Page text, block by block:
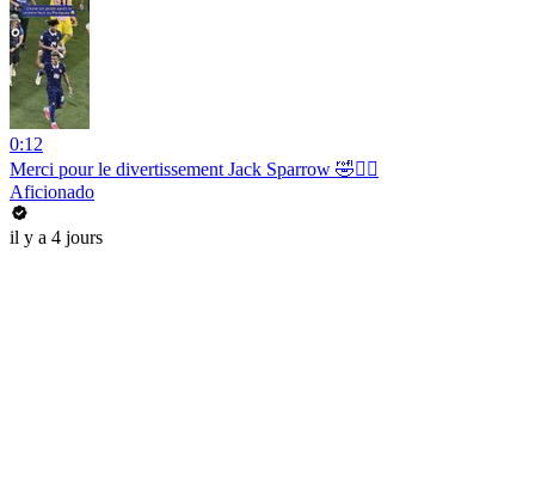
0:12
Merci pour le divertissement Jack Sparrow 🤣🏴‍☠️
Aficionado
il y a 4 jours